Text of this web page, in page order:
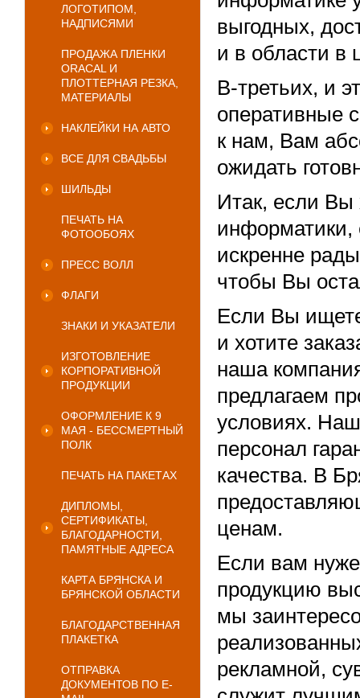
ЛОГОТИПОМ,
НАДПИСЯМИ
ПРОДАЖА ПЛЕНКИ
ORACAL И
ПЛОТТЕРНАЯ РЕЗКА,
МАТЕРИАЛЫ
НАКЛЕЙКИ НА АВТО
ВСЕ ДЛЯ СВАДЬБЫ
ШИЛЬДЫ
ПЕЧАТЬ НА
ФОТООБОЯХ
ПРЕСС ВОЛЛ
ФЛАГИ
ЗНАКИ И УКАЗАТЕЛИ
ИЗГОТОВЛЕНИЕ
КОРПОРАТИВНОЙ
ПРОДУКЦИИ
ОФОРМЛЕНИЕ К 9
МАЯ - БЕССМЕРТНЫЙ
ПОЛК
ПЕЧАТЬ НА ПАКЕТАХ
ДИПЛОМЫ,
СЕРТИФИКАТЫ,
БЛАГОДАРНОСТИ,
ПАМЯТНЫЕ АДРЕСА
КАРТА БРЯНСКА И
БРЯНСКОЙ ОБЛАСТИ
БЛАГОДАРСТВЕННАЯ
ПЛАКЕТКА
ОТПРАВКА
ДОКУМЕНТОВ ПО E-
выгодных,
и в области в
В-третьих, и
оперативные
к нам, Вам
ожидать
Итак, если Вы
информатики,
искренне
чтобы Вы
Если Вы
и хотите
наша
предлагаем
условиях.
персонал
качества. В
ценам.
Если вам
продукцию
мы
рекламной,